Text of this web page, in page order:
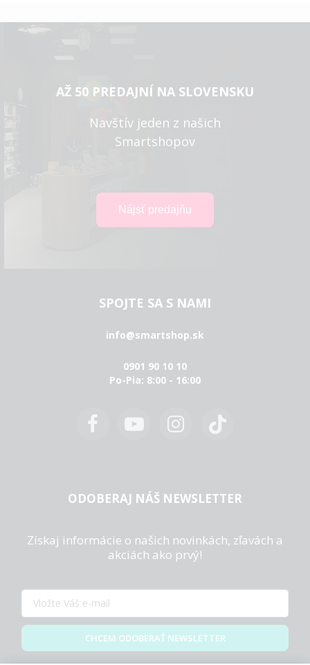
AŽ 50 PREDAJNÍ NA SLOVENSKU
Navštív jeden z našich
Smartshopov
SPOJTE SA S NAMI
info@smartshop.sk
0901 90 10 10
Po-Pia: 8:00 - 16:00
ODOBERAJ NÁŠ NEWSLETTER
Získaj informácie o našich novinkách, zľavách a
akciách ako prvý!
CHCEM ODOBERAŤ NEWSLETTER